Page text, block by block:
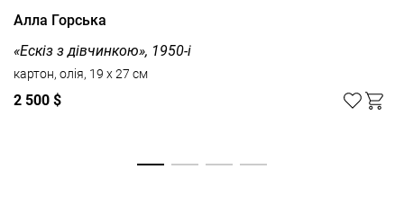
Алла Горська
«Ескіз з дівчинкою», 1950-і
картон, олія, 19 x 27 см
2 500 $